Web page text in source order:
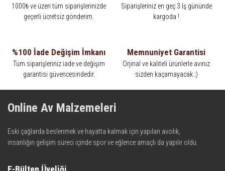
1000₺ ve üzeri tüm siparişlerinizde
geçerli ücretsiz gönderim.
Siparişleriniz en geç 3 İş gününde
kargoda !
%100 İade Değişim İmkanı
Tüm siparişleriniz iade ve değişim
garantisi güvencesindedir.
Memnuniyet Garantisi
Orjinal ve kaliteli ürünlerle avınız
sizden kaçamayacak ;)
Online Av Malzemeleri
Eski çağlarda beslenmek ve hayatta kalmak için yapılan avcılık,
insanlığın gelişim süreci içinde spor ve eğlence amaçlı da yapılır oldu.
teknolojinin dokunuşuyla av malzemelerinde en iyisini meydana